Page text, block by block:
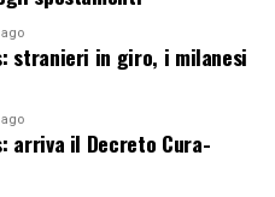
stranieri in giro, i milanesi
arriva il Decreto Cura-